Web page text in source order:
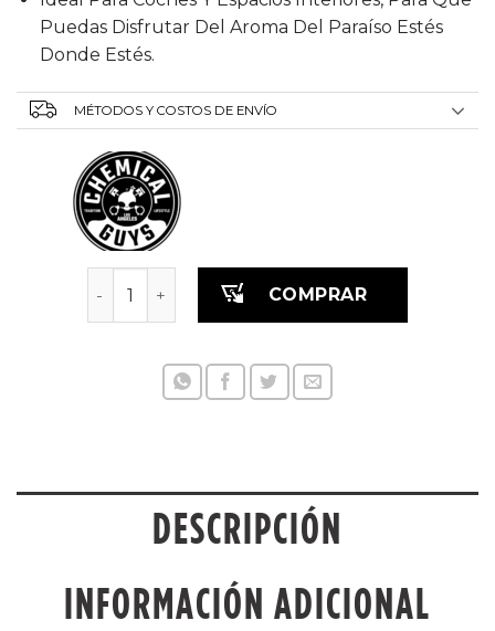
Puedas Disfrutar Del Aroma Del Paraíso Estés
Donde Estés.
MÉTODOS Y COSTOS DE ENVÍO
Aromatizante Piña Colada Scent 473 ml
COMPRAR
DESCRIPCIÓN
INFORMACIÓN ADICIONAL